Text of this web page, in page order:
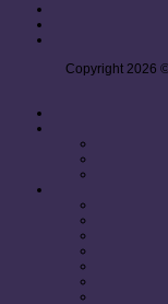
Copyright 2026